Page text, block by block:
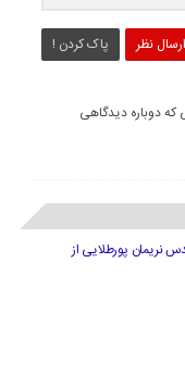
ارسال نظر پاک کردن !
که دوباره دیدگاهی
نریمان پورطلایی از